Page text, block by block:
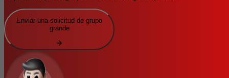
Enviar una solicitud de grupo
grande